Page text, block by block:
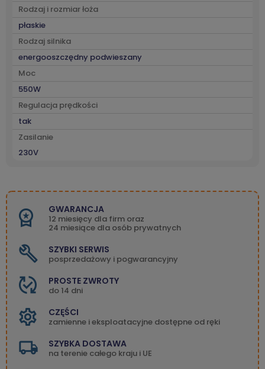
Rodzaj i rozmiar łoża
płaskie
Rodzaj silnika
energooszczędny podwieszany
Moc
550W
Regulacja prędkości
tak
Zasilanie
230V
GWARANCJA
12 miesięcy dla firm oraz
24 miesiące dla osób prywatnych
SZYBKI SERWIS
posprzedażowy i pogwarancyjny
PROSTE ZWROTY
do 14 dni
CZĘŚCI
zamienne i eksploatacyjne dostępne od ręki
SZYBKA DOSTAWA
na terenie całego kraju i UE